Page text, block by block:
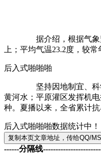
据介绍，根据气象监测
上；平均气温23.2度，较常
后入式啪啪啪
坚持因地制宜、科学抗
黄河水；平原灌区发挥机
种。夏播以来，全省累计
后入式啪啪啪数据统计中！
------分隔线